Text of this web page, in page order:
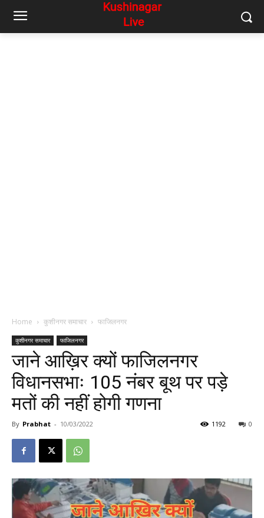
Home कुशीनगर समाचार फाजिलनगर
कुशीनगर समाचार फाजिलनगर
जाने आख़िर क्यों फाजिलनगर
विधानसभाः 105 नंबर बूथ पर पड़े
मतों की नहीं होगी गणना
By Prabhat - 10/03/2022 0
1192